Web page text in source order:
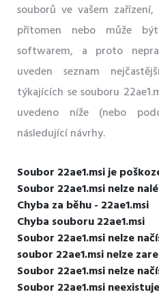
souborů ve vašem
přítomen nebo může
softwarem, a proto
uveden seznam
týkajících se souboru
uvedeno níže (nebo
následující návrhy.
Soubor 22ae1.msi je
Soubor 22ae1.msi nelze
Chyba za běhu - 22ae1.msi
Chyba souboru 22ae1.msi
Soubor 22ae1.msi nelze
soubor 22ae1.msi nelze
Soubor 22ae1.msi nelze
Soubor 22ae1.msi neexistuje